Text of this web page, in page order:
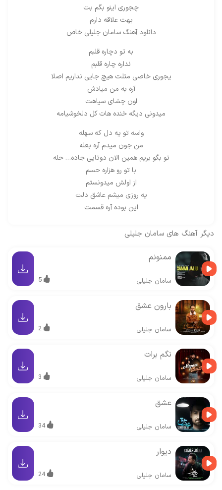
چجوری اینو بگم بت
بهت علاقه دارم
دانلود آهنگ سامان جلیلی خاص
به تو دچاره قلبم
نداره چاره قلبم
یجوری خاصی مثلت هیچ جایی نداریم اصلا
آره به من میادش
اون چشای سیاهت
میدونی دیگه خنده هات کل دلخوشیامه
واسه تو یه دل که سهله
من جون میدم آره بعله
تو بگو بریم همین الان دوتایی جاده… حله
با تو رو هزاره حسم
از اولش میدونستم
یه روزی میشم عاشق دلت
این بوده آره قسمت
دیگر آهنگ های سامان جلیلی
ممنونم
سامان جلیلی 5
بارون عشق
سامان جلیلی 2
نگم برات
سامان جلیلی 3
عشق
سامان جلیلی 34
دیوار
سامان جلیلی 24